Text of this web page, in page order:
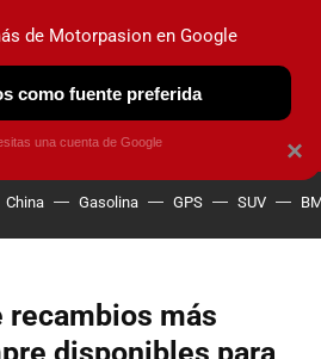
OBSERVATORIO
China Gasolina GPS SUV
recambios más
×
de Motorpasion en Google
como fuente preferida
una cuenta de Google